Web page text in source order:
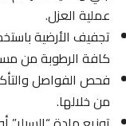
عملية العزل.
تجفيف الأرضية
كافة الرطوبة من مسام
فحص الفواصل والتأكد
من خلالها.